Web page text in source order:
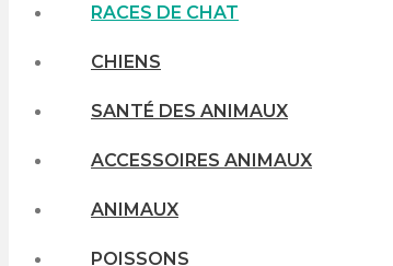
RACES DE CHAT
CHIENS
SANTÉ DES ANIMAUX
ACCESSOIRES ANIMAUX
ANIMAUX
POISSONS